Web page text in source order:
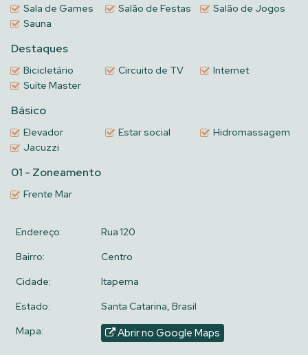
Sala de Games
Salão de Festas
Salão de Jogos
Sauna
Destaques
Bicicletário Circuito de TV
Internet
Suíte Master
Básico
Elevador Estar social
Hidromassagem
Jacuzzi
01 - Zoneamento
Frente Mar
Endereço:
Rua 120
Bairro:
Centro
Cidade:
Itapema
Estado:
Santa Catarina, Brasil
Mapa:
Abrir no Google Maps